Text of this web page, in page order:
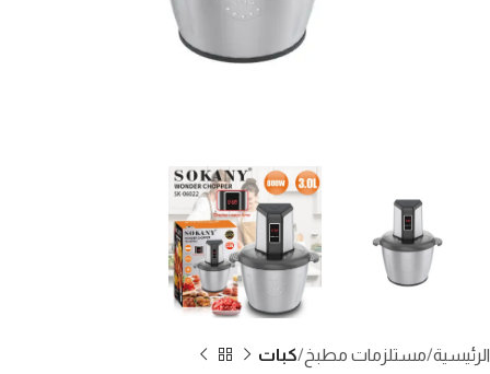
الرئيسية مستلزمات مطبخ كبات